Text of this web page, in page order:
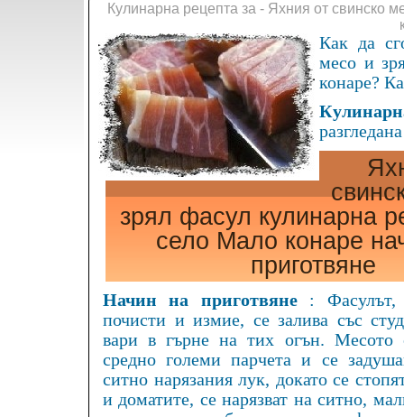
Кулинарна рецепта за - Яхния от свинско
Как да
месо и
конаре?
зрял фасул кулинарна
село Мало конаре
приготвяне
Начин на приготвяне : Фасулът,
почисти и измие, се залива със
вари в гърне на тих огън. Месото
средно големи парчета и се
ситно нарязания лук, докато се
и доматите, се нарязват на ситно,